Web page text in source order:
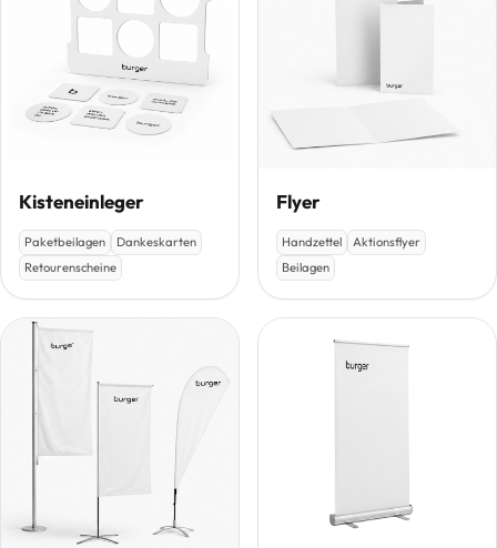
Kisteneinleger
Paketbeilagen
Dankeskarten
Retourenscheine
Flyer
Handzettel
Aktionsflyer
Beilagen